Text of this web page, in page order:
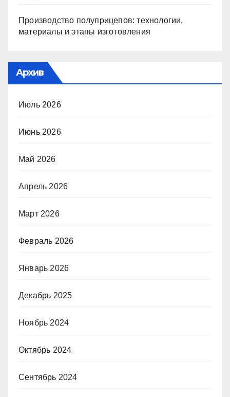
Производство полуприцепов: технологии,
материалы и этапы изготовления
Архив
Июль 2026
Июнь 2026
Май 2026
Апрель 2026
Март 2026
Февраль 2026
Январь 2026
Декабрь 2025
Ноябрь 2024
Октябрь 2024
Сентябрь 2024